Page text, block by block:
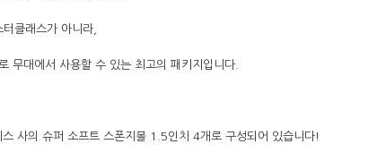
무대에서 사용할 수 있는 최고의 패키지입니다.
사의 슈퍼 소프트 스폰지볼 1.5인치 4개로 구성되어 있습니다!